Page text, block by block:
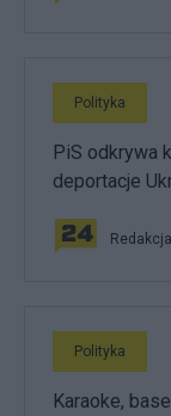
Polityka
PiS odkrywa
deportacje
Redakcja
Polityka
Karaoke,